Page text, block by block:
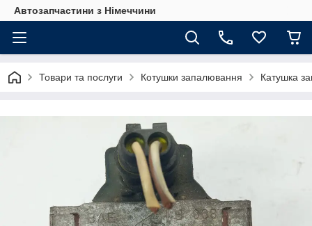
Автозапчастини з Німеччини
Товари та послуги Котушки запалювання Катушка